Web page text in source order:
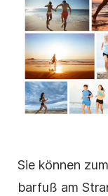
Sie können
barfuß am